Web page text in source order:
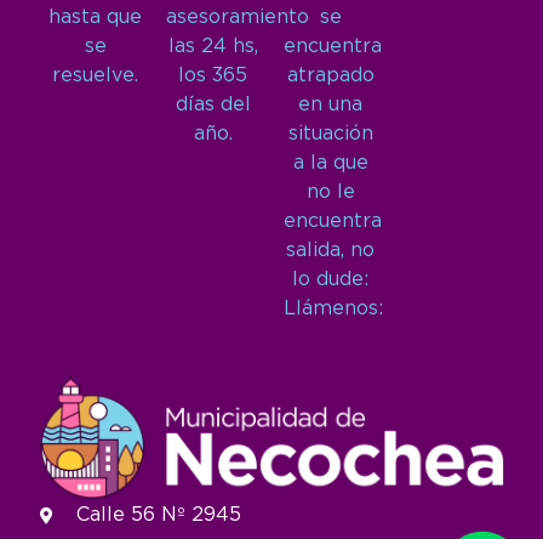
hasta que
se
resuelve.
asesoramiento
las 24 hs,
los 365
días del
año.
se
encuentra
atrapado
en una
situación
a la que
no le
encuentra
salida, no
lo dude:
Llámenos:
Calle 56 Nº 2945